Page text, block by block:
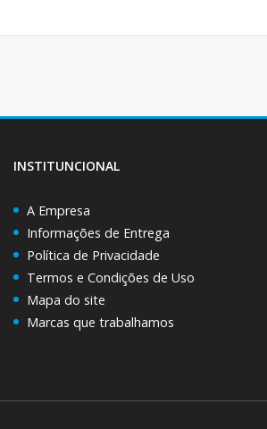
INSTITUNCIONAL
A Empresa
Informações de Entrega
Política de Privacidade
Termos e Condições de Uso
Mapa do site
Marcas que trabalhamos